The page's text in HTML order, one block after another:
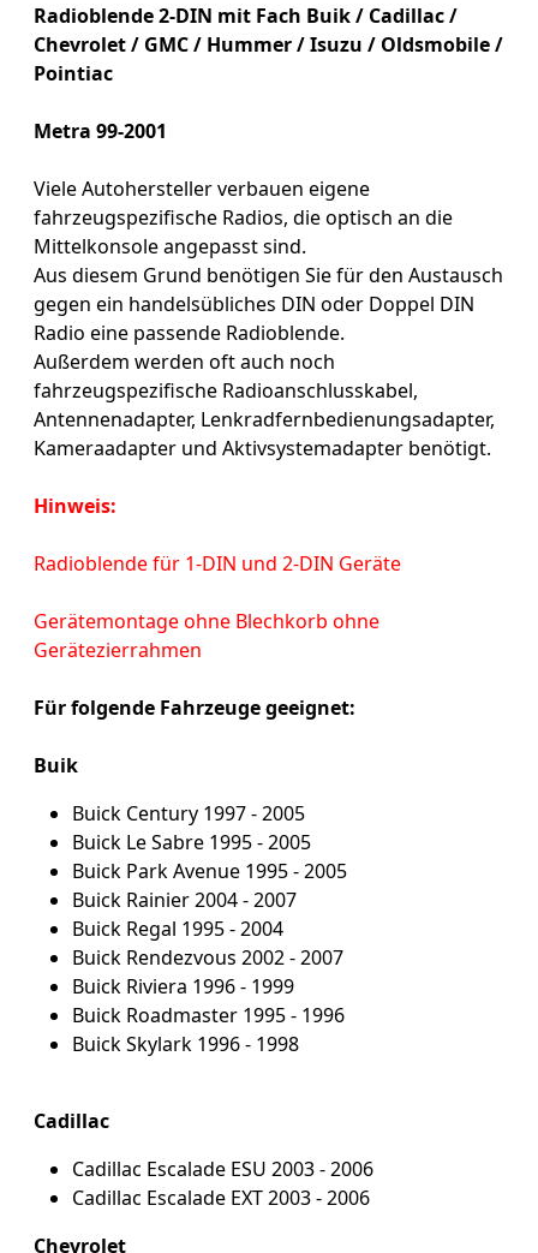
Radioblende 2-DIN mit Fach Buik / Cadillac /
Chevrolet / GMC / Hummer / Isuzu / Oldsmobile /
Pointiac
Metra 99-2001
Viele Autohersteller verbauen eigene
fahrzeugspezifische Radios, die optisch an die
Mittelkonsole angepasst sind.
Aus diesem Grund benötigen Sie für den Austausch
gegen ein handelsübliches DIN oder Doppel DIN
Radio eine passende Radioblende.
Außerdem werden oft auch noch
fahrzeugspezifische Radioanschlusskabel,
Antennenadapter, Lenkradfernbedienungsadapter,
Kameraadapter und Aktivsystemadapter benötigt.
Hinweis:
Radioblende für 1-DIN und 2-DIN Geräte
Gerätemontage ohne Blechkorb ohne
Gerätezierrahmen
Für folgende Fahrzeuge geeignet:
Buik
Buick Century 1997 - 2005
Buick Le Sabre 1995 - 2005
Buick Park Avenue 1995 - 2005
Buick Rainier 2004 - 2007
Buick Regal 1995 - 2004
Buick Rendezvous 2002 - 2007
Buick Riviera 1996 - 1999
Buick Roadmaster 1995 - 1996
Buick Skylark 1996 - 1998
Cadillac
Cadillac Escalade ESU 2003 - 2006
Cadillac Escalade EXT 2003 - 2006
Chevrolet